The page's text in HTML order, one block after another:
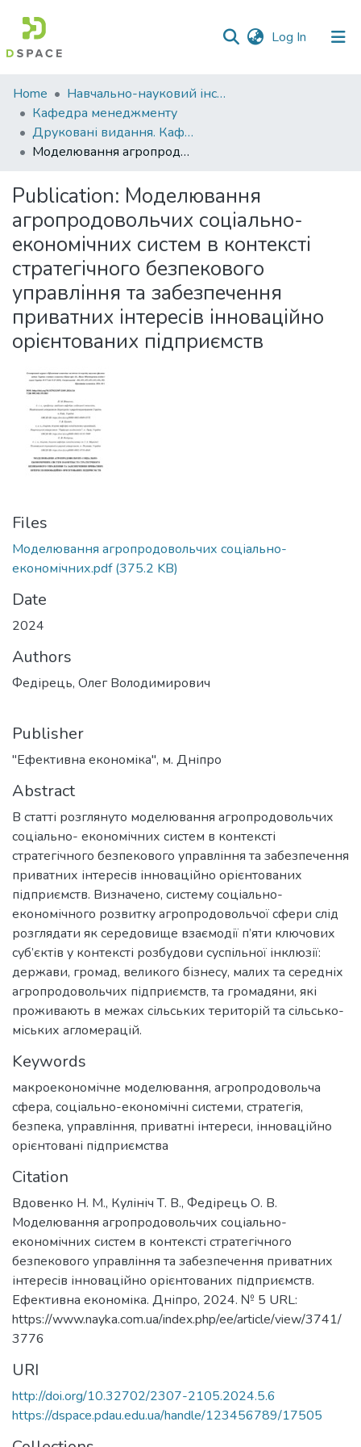
Log In (current)
Communities
&
Collections
All of DSpace
Statistics
Home
Навчально-науковий інститут економіки, управління, права та інформаційних технологій
Кафедра менеджменту
Друковані видання. Кафедра менеджменту ім. І.А. Маркіної
Моделювання агропродовольчих соціально-економічних систем в контексті стратегічного безпекового управління та забезпечення приватних інтересів інноваційно орієнтованих підприємств
Publication: Моделювання
агропродовольчих соціально-
економічних систем в контексті
стратегічного безпекового
управління та забезпечення
приватних інтересів інноваційно
орієнтованих підприємств
Files
Моделювання агропродовольчих соціально-
економічних.pdf(375.2 KB)
Date
2024
Authors
Федірець, Олег Володимирович
Publisher
"Ефективна економіка", м. Дніпро
Abstract
В статті розглянуто моделювання агропродовольчих
соціально- економічних систем в контексті
стратегічного безпекового управління та забезпечення
приватних інтересів інноваційно орієнтованих
підприємств. Визначено, систему соціально-
економічного розвитку агропродовольчої сфери слід
розглядати як середовище взаємодії п’яти ключових
суб’єктів у контексті розбудови суспільної інклюзії:
держави, громад, великого бізнесу, малих та середніх
агропродовольчих підприємств, та громадяни, які
проживають в межах сільських територій та сільсько-
міських агломерацій.
Keywords
макроекономічне моделювання, агропродовольча
сфера, соціально-економічні системи, стратегія,
безпека, управління, приватні інтереси, інноваційно
орієнтовані підприємства
Citation
Вдовенко Н. М., Кулініч Т. В., Федірець О. В.
Моделювання агропродовольчих соціально-
економічних систем в контексті стратегічного
безпекового управління та забезпечення приватних
інтересів інноваційно орієнтованих підприємств.
Ефективна економіка. Дніпро, 2024. № 5 URL:
https://www.nayka.com.ua/index.php/ee/article/view/3741/
3776
URI
http://doi.org/10.32702/2307-2105.2024.5.6
https://dspace.pdau.edu.ua/handle/123456789/17505